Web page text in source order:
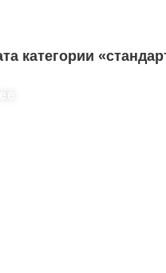
категории